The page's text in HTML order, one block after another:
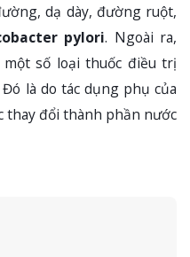
dạ dày, đường ruột,
pylori. Ngoài ra,
số loại thuốc điều trị
là do tác dụng phụ của
thay đổi thành phần nước